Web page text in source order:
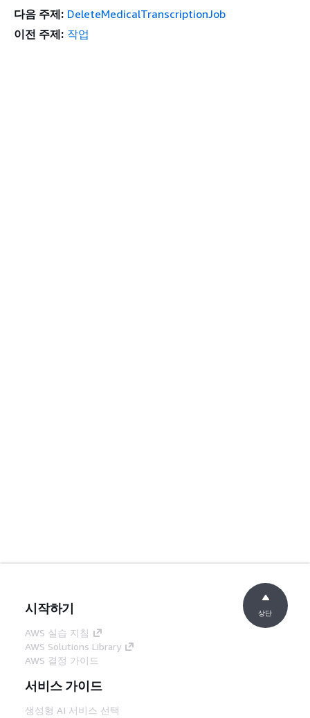
다음 주제: DeleteMedicalTranscriptionJob
이전 주제: 작업
시작하기
AWS 실습 지침
AWS Solutions Library
AWS 결정 가이드
서비스 가이드
생성형 AI 서비스 선택
상단